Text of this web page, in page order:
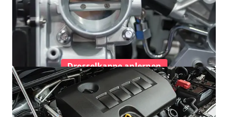
Drosselkappe anlernen